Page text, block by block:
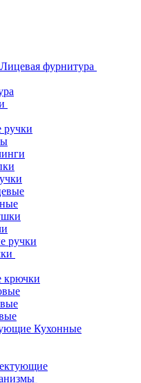
Лицевая фурнитура
ручки
ручки
крючки
Кухонные